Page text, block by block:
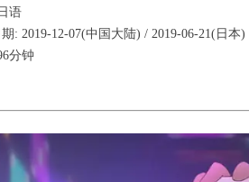
语
: 2019-12-07(中国大陆) / 2019-06-21(日本)
分钟